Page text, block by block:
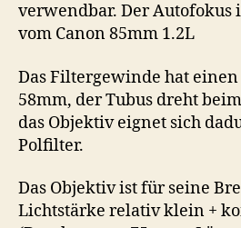
verwendbar. Der Autofokus
vom Canon 85mm 1.2L
Das Filtergewinde hat
58mm, der Tubus dreht
das Objektiv eignet sich
Polfilter.
Das Objektiv ist für seine
Lichtstärke relativ klein +